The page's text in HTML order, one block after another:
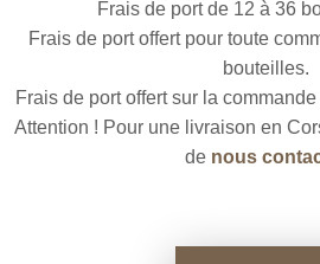
Frais de port de 12 à 36
Frais de port offert pour toute
bouteilles.
Frais de port offert sur la commande
Attention ! Pour une livraison en
de nous